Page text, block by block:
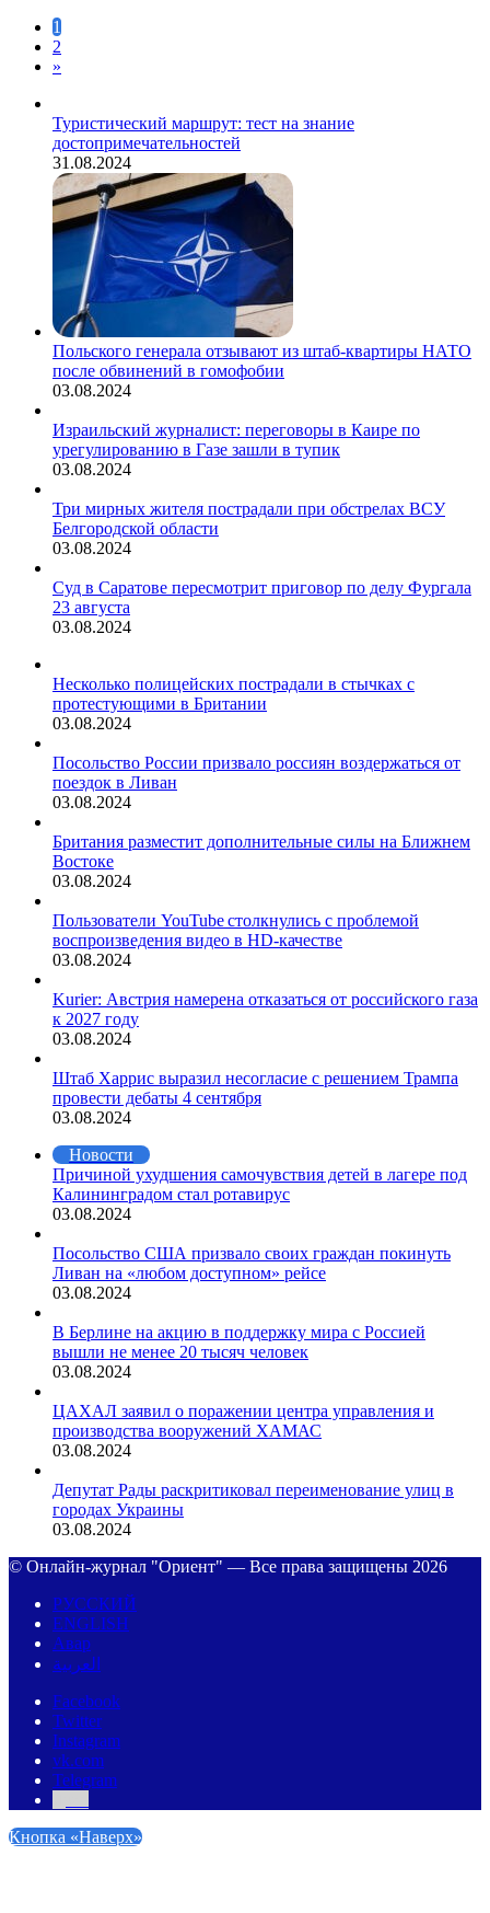
1
2
»
Туристический маршрут: тест на знание
достопримечательностей
31.08.2024
Польского генерала отзывают из штаб-квартиры НАТО
после обвинений в гомофобии
03.08.2024
Израильский журналист: переговоры в Каире по
урегулированию в Газе зашли в тупик
03.08.2024
Три мирных жителя пострадали при обстрелах ВСУ
Белгородской области
03.08.2024
Суд в Саратове пересмотрит приговор по делу Фургала
23 августа
03.08.2024
Несколько полицейских пострадали в стычках с
протестующими в Британии
03.08.2024
Посольство России призвало россиян воздержаться от
поездок в Ливан
03.08.2024
Британия разместит дополнительные силы на Ближнем
Востоке
03.08.2024
Пользователи YouTube столкнулись с проблемой
воспроизведения видео в HD-качестве
03.08.2024
Kurier: Австрия намерена отказаться от российского газа
к 2027 году
03.08.2024
Штаб Харрис выразил несогласие с решением Трампа
провести дебаты 4 сентября
03.08.2024
Новости
Причиной ухудшения самочувствия детей в лагере под
Калининградом стал ротавирус
03.08.2024
Посольство США призвало своих граждан покинуть
Ливан на «любом доступном» рейсе
03.08.2024
В Берлине на акцию в поддержку мира с Россией
вышли не менее 20 тысяч человек
03.08.2024
ЦАХАЛ заявил о поражении центра управления и
производства вооружений ХАМАС
03.08.2024
Депутат Рады раскритиковал переименование улиц в
городах Украины
03.08.2024
© Онлайн-журнал "Ориент" — Все права защищены 2026
РУССКИЙ
ENGLISH
Авар
العربية
Facebook
Twitter
Instagram
vk.com
Telegram
Кнопка «Наверх»